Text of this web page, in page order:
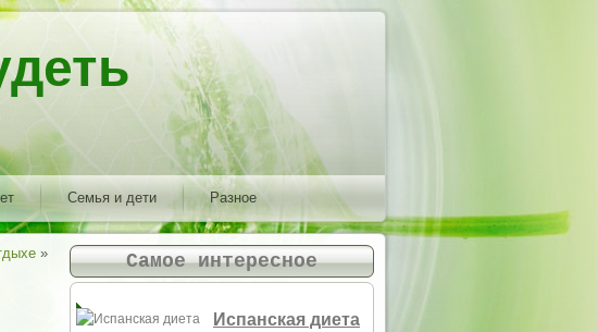
Семья и дети Разное
» Самое интересное
Испанская диета